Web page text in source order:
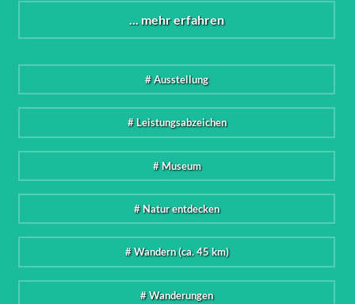
... mehr erfahren
# Ausstellung
# Leistungsabzeichen
# Museum
# Natur entdecken
# Wandern (ca. 45 km)
# Wanderungen